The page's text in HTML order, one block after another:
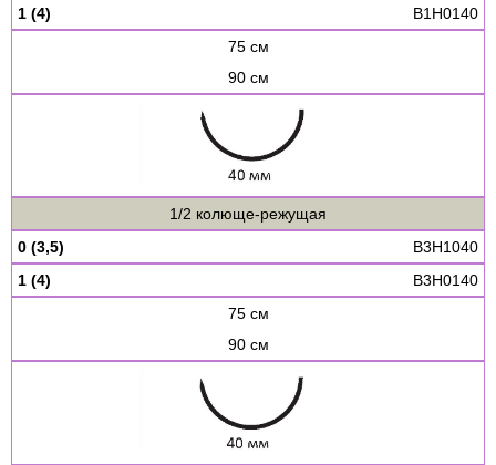
1 (4)
B1H0140
75 см
90 см
1/2 колюще-режущая
0 (3,5)
B3H1040
1 (4)
B3H0140
75 см
90 см